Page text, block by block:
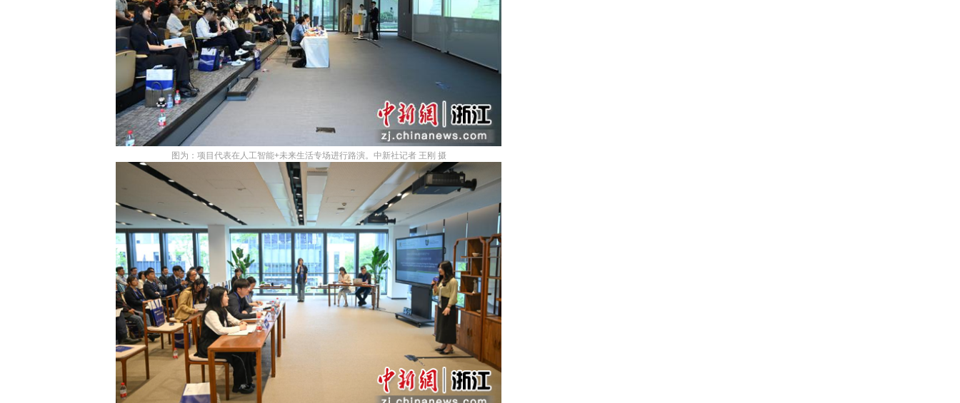
图为：项目代表在人工智能+未来生活专场进行路演。中新社记者 王刚 摄